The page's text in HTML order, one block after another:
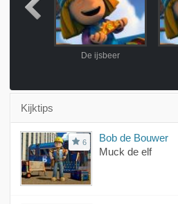
De ijsbeer
Kijktips
6
Bob de Bouwer
Muck de elf